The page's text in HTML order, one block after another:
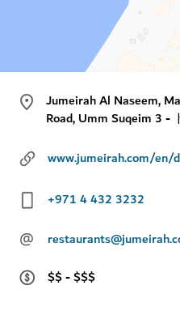
Jumeirah Al Naseem,
Road, Umm Suqeim 3 -
+971 4 432 3232
@
$$ - $$$